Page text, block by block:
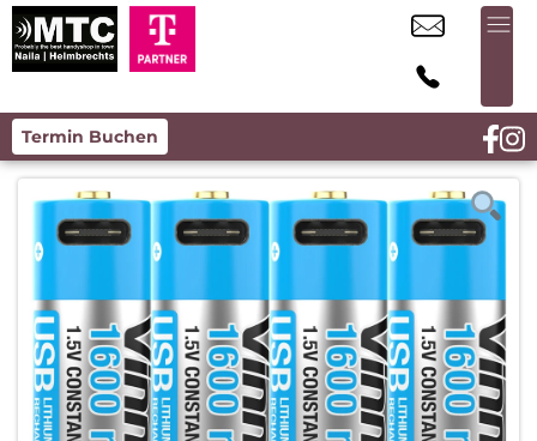
Termin Buchen